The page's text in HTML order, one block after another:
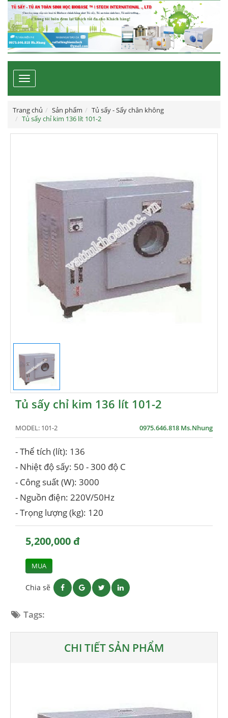
Toggle
navigation
Trang chủ Sản phẩm
Tủ sấy - Sấy chân không
Tủ sấy chỉ kim 136 lít 101-2
Tủ sấy chỉ kim 136 lít 101-2
MODEL: 101-2 0975.646.818 Ms.Nhung
- Thể tích (lít): 136
- Nhiệt độ sấy: 50 - 300 độ C
- Công suất (W): 3000
- Nguồn điện: 220V/50Hz
- Trọng lượng (kg): 120
5,200,000 đ
MUA
Chia sẽ
Tags:
CHI TIẾT SẢN PHẨM